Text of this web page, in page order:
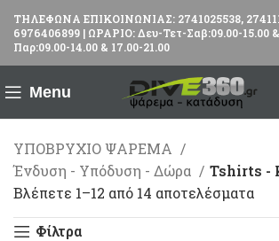
ΤΗΛΕΦΩΝΑ ΕΠΙΚΟΙΝΩΝΙΑΣ: 2741025538,
6976406899 | ΩΡΑΡΙΟ: Δευ-Τετ-Σαβ:09.00-15.00
Παρ:09.00-14.00 & 17.00-21.00
Menu
ΥΠΟΒΡΥΧΙΟ ΨΑΡΕΜΑ
Ένδυση - Υπόδυση - Δώρα
Tshirts -
Βλέπετε 1–12 από 14 αποτελέσματα
Φίλτρα